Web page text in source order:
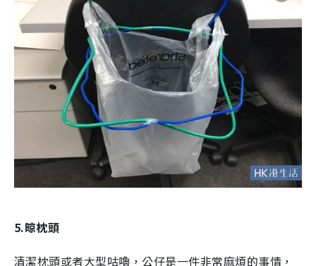
5.晾枕頭
清潔枕頭或者大型咕嚕，公仔是一件非常麻煩的事情，